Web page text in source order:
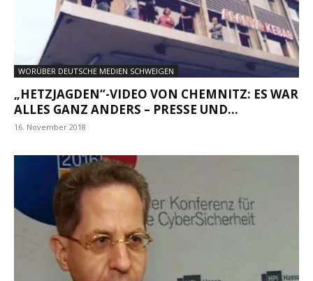
WORÜBER DEUTSCHE MEDIEN SCHWEIGEN
„HETZJAGDEN“-VIDEO VON CHEMNITZ: ES WAR
ALLES GANZ ANDERS – PRESSE UND...
16. November 2018